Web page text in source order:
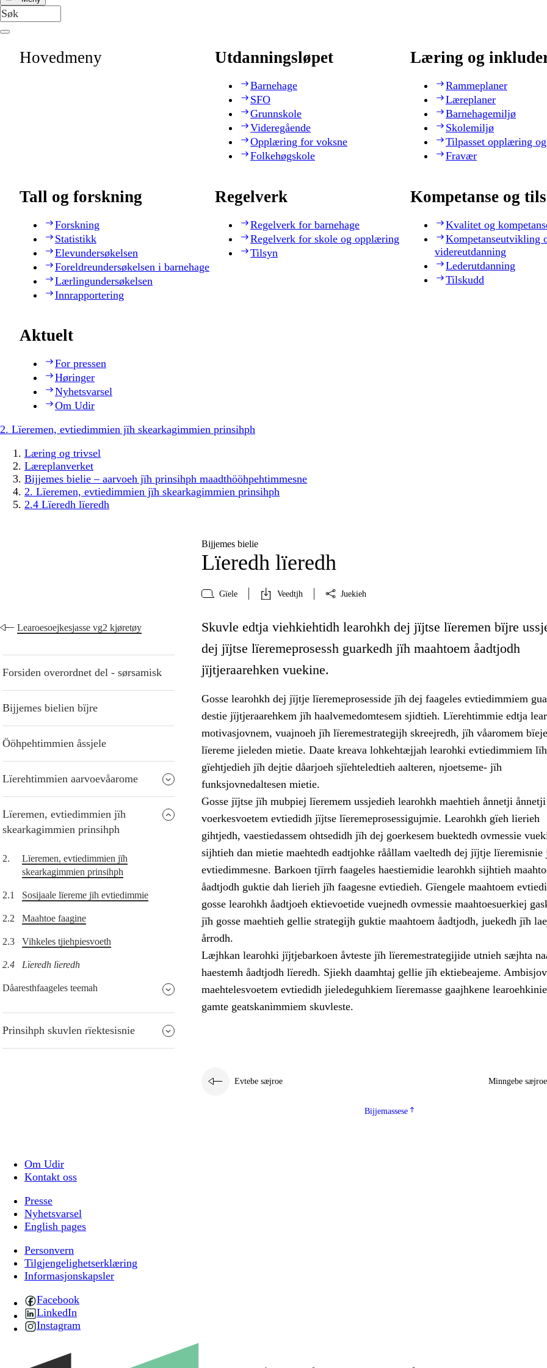
Hovedmeny Utdanningsløpet
Barnehage
SFO
Grunnskole
Videregående
Opplæring for voksne
Folkehøgskole
Læring og
Rammeplaner
Læreplaner
Barnehagemiljø
Skolemiljø
Tilpasset opplæring
Fravær
Tall og forskning
Forskning
Statistikk
Elevundersøkelsen
Foreldreundersøkelsen i barnehage
Lærlingundersøkelsen
Innrapportering
Regelverk
Regelverk for barnehage
Regelverk for skole og opplæring
Tilsyn
Kompetanse og
Kvalitet og
Kompetanseutvikling
videreutdanning
Lederutdanning
Tilskudd
Aktuelt
For pressen
Høringer
Nyhetsvarsel
Om Udir
2. Lïeremen, evtiedimmien jïh skearkagimmien prinsihph
Læring og trivsel
Læreplanverket
Bijjemes bielie – aarvoeh jïh prinsihph maadthööhpehtimmesne
2. Lïeremen, evtiedimmien jïh skearkagimmien prinsihph
2.4 Lïeredh lïeredh
Bijjemes bielie
Lïeredh lïeredh
Gïele Veedtjh Juekieh
Learoesoejkesjasse vg2 kjøretøy
Forsiden overordnet del - sørsamisk
Bijjemes bielien bïjre
Ööhpehtimmien åssjele
Lïerehtimmien aarvoevåarome
Lïeremen, evtiedimmien jïh
skearkagimmien prinsihph
2.
Lïeremen, evtiedimmien jïh
skearkagimmien prinsihph
2.1 Sosijaale lïereme jïh evtiedimmie
2.2 Maahtoe faagine
2.3 Vihkeles tjiehpiesvoeth
2.4 Lïeredh lïeredh
Dåaresthfaageles teemah
Prinsihph skuvlen rïektesisnie
Skuvle edtja viehkiehtidh learohkh dej jïjtse lïeremen bïjre
dej jïjtse lïeremeprosessh guarkedh jïh maahtoem åadtjodh
jïjtjeraarehken vuekine.
Gosse learohkh dej jïjtje lïeremeprosesside jïh dej faageles evtiedimmiem
destie jïjtjeraarehkem jïh haalvemedomtesem sjidtieh. Lïerehtimmie edtja
motivasjovnem, vuajnoeh jïh lïeremestrategijh skreejredh, jïh våaromem
lïereme jieleden mietie. Daate kreava lohkehtæjjah learohki evtiedimmiem
gïehtjedieh jïh dejtie dåarjoeh sjïehteledtieh aalteren, njoetseme- jïh
funksjovnedaltesen mietie.
Gosse jïjtse jïh mubpiej lïeremem ussjedieh learohkh maehtieh ånnetji ånnetji
voerkesvoetem evtiedidh jïjtse lïeremeprosessigujmie. Learohkh gïeh lierieh
gihtjedh, vaestiedassem ohtsedidh jïh dej goerkesem buektedh ovmessie
sijhtieh dan mietie maehtedh eadtjohke råållam vaeltedh dej jïjtje lïeremisnie
evtiedimmesne. Barkoen tjïrrh faageles haestiemidie learohkh sijhtieh
åadtjodh guktie dah lierieh jïh faagesne evtiedieh. Gïengele maahtoem
gosse learohkh åadtjoeh ektievoetide vuejnedh ovmessie maahtoesuerkiej
jïh gosse maehtieh gellie strategijh guktie maahtoem åadtjodh, juekedh jïh
årrodh.
Læjhkan learohki jïjtjebarkoen åvteste jïh lïeremestrategijide utnieh sæjhta
haestemh åadtjodh lïeredh. Sjiekh daamhtaj gellie jïh ektiebeajeme.
maehtelesvoetem evtiedidh jieledeguhkiem lïeremasse gaajhkene
gamte geatskanimmiem skuvleste.
Evtebe sæjroe Minngebe sæjroe
Bijjemassese
Om Udir
Kontakt oss
Presse
Nyhetsvarsel
English pages
Personvern
Tilgjengelighetserklæring
Informasjonskapsler
Facebook
LinkedIn
Instagram